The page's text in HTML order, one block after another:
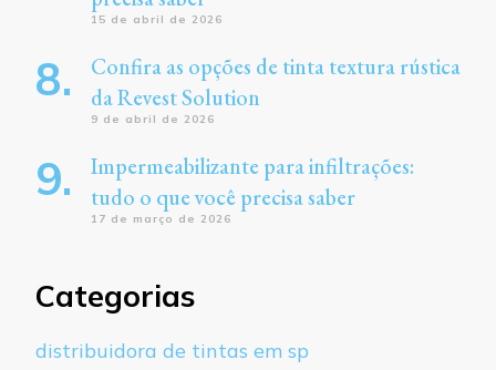
15 de abril de 2026
Confira as opções de tinta textura rústica
da Revest Solution
9 de abril de 2026
Impermeabilizante para infiltrações:
tudo o que você precisa saber
17 de março de 2026
Categorias
distribuidora de tintas em sp